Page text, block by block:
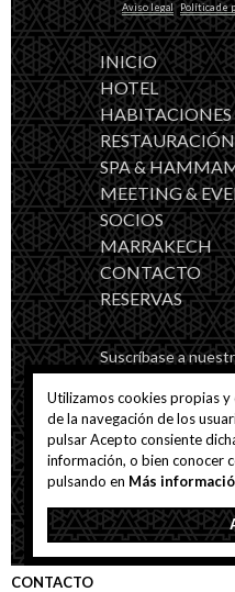
Aviso legal Política de
INICIO
HOTEL
HABITACIONES
RESTAURACIÓN
SPA &
MEETING &
SOCIOS
MARRAKECH
CONTACTO
RESERVAS
Suscríbase a
estará al corriente
novedades.
y acepto laPolítica
CONTACTO
Utilizamos cookies propias
de la navegación de los
pulsar Acepto consiente
información, o bien conocer
pulsando en Más